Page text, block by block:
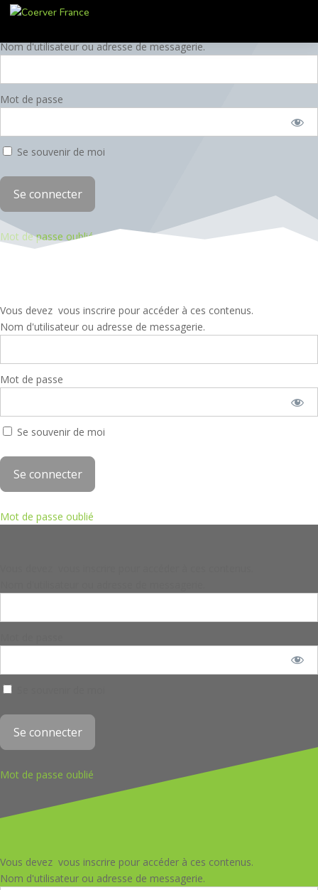
Nom d'utilisateur ou adresse de messagerie.
Mot de passe
Se souvenir de moi
Mot de passe oublié
Vous devez vous inscrire pour accéder à ces contenus.
Nom d'utilisateur ou adresse de messagerie.
Mot de passe
Se souvenir de moi
Mot de passe oublié
Mot de passe oublié
Vous devez vous inscrire pour accéder à ces contenus.
Nom d'utilisateur ou adresse de messagerie.